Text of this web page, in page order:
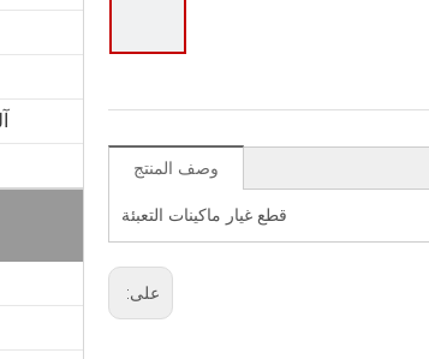
وصف المنتج
قطع غيار ماكينات التعبئة
على: